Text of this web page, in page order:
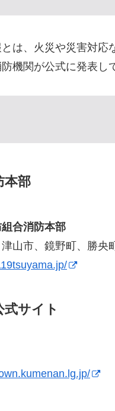
は、火災や災害対応
機関が公式に発表し
本部
合消防本部
津山市、鏡野町、勝央
式サイト